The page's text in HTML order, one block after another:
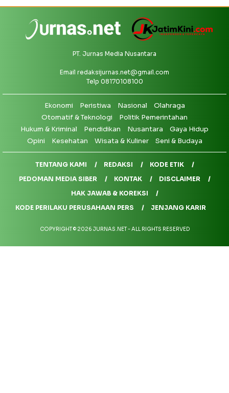
PT. Jurnas Media Nusantara
Email redaksijurnas.net@gmail.com
Telp 08170108100
Ekonomi Peristiwa Nasional
Olahraga
Otomatif & Teknologi
Politik Pemerintahan
Hukum & Kriminal
Pendidikan Nusantara
Gaya Hidup
Opini
Kesehatan Wisata & Kuliner Seni & Budaya
TENTANG KAMI REDAKSI
KODE ETIK
PEDOMAN MEDIA SIBER
KONTAK
DISCLAIMER
HAK JAWAB & KOREKSI
KODE PERILAKU PERUSAHAAN PERS
JENJANG KARIR
COPYRIGHT © 2026 JURNAS.NET - ALL RIGHTS RESERVED